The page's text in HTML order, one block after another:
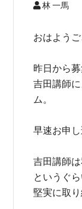
林 一馬
おはようご
昨日から
吉田講師
ム。
早速お申
吉田講師
というぐ
堅実に取り